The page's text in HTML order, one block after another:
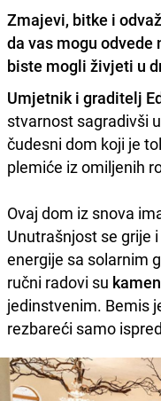
Zmajevi, bitke i
da vas mogu odvede
biste mogli živjeti u
Umjetnik i graditelj
stvarnost sagradivši
čudesni dom koji je
plemiće iz omiljenih
Ovaj dom iz snova
Unutrašnjost se grije
energije sa solarnim
ručni radovi su
jedinstvenim. Bemis
rezbareći samo